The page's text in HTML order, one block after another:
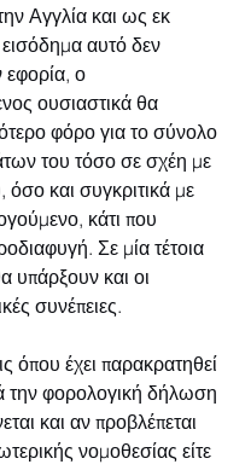
Αγγλία και ως εκ
αυτό δεν
εφορία, ο
ουσιαστικά θα
φόρο για το σύνολο
του τόσο σε σχέη με
όσο και συγκριτικά με
κάτι που
Σε μία τέτοια
υπάρξουν και οι
συνέπειες.
όπου έχει παρακρατηθεί
την φορολογική δήλωση
και αν προβλέπεται
νομοθεσίας είτε